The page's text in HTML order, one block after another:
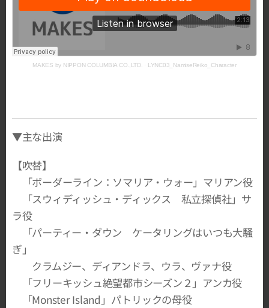
MAKES by NIPPON COLUMBIA CO.,LTD. · LYNC03_NamiseReiko_Character
▼主な出演
【吹替】
「ボーダーライン：ソマリア・ウォー」マリアン役
「スウィディッシュ・ディックス 私立探偵社」サ
ラ役
「パーティー・ダウン ケータリングはいつも大騒
ぎ」
クラムジー、ディアンドラ、ウラ、ヴァナ役
「フリーキッシュ絶望都市シーズン２」アンカ役
「Monster Island」パトリックの母役